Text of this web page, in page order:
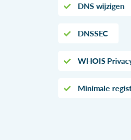
DNS wijzigen
DNSSEC
WHOIS
Minimale